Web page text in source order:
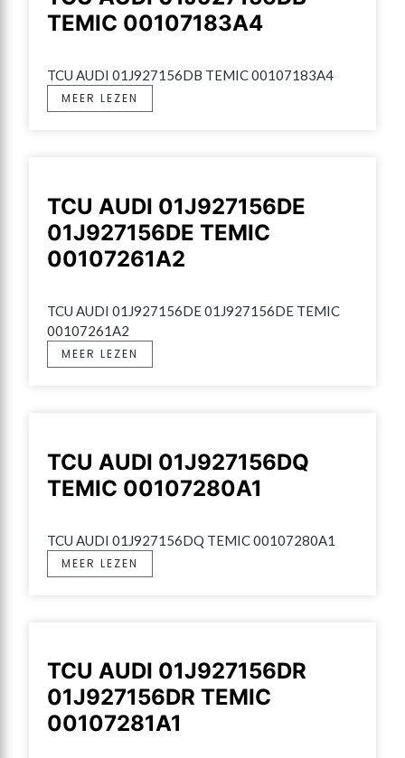
TEMIC 00107183A4
TCU AUDI 01J927156DB TEMIC 00107183A4
MEER LEZEN
TCU AUDI 01J927156DE
01J927156DE TEMIC
00107261A2
TCU AUDI 01J927156DE 01J927156DE TEMIC
00107261A2
MEER LEZEN
TCU AUDI 01J927156DQ
TEMIC 00107280A1
TCU AUDI 01J927156DQ TEMIC 00107280A1
MEER LEZEN
TCU AUDI 01J927156DR
01J927156DR TEMIC
00107281A1